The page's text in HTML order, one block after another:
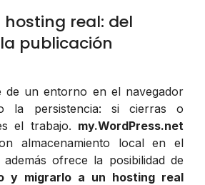
real: del
publicación
de un entorno en el navegador
la persistencia: si cierras o
el trabajo. my.WordPress.net
almacenamiento local en el
ofrece la posibilidad de
y migrarlo a un hosting real